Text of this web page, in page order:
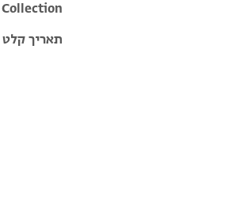
Collection
תאריך קלט